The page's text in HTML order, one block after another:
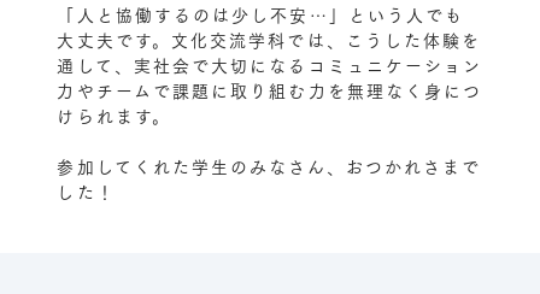
「人と協働するのは少し不安…」という人でも
大丈夫です。文化交流学科では、こうした体験を
通して、実社会で大切になるコミュニケーション
力やチームで課題に取り組む力を無理なく身につ
けられます。
参加してくれた学生のみなさん、おつかれさまで
した！